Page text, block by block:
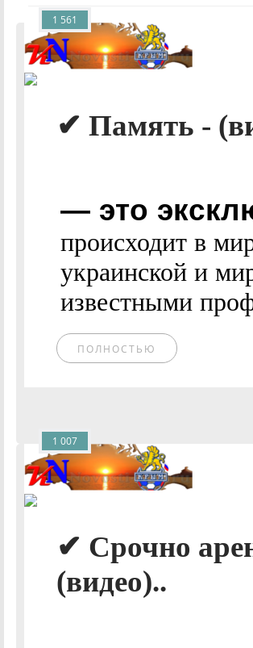
✔ Память -
— это
происходит в
украинской и
известными
ПОЛНОСТЬЮ
1 561
✔ Срочно
(видео)..
1 007